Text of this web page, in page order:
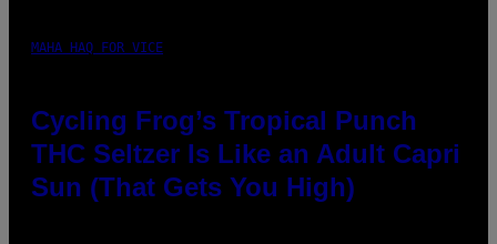
MAHA HAQ FOR VICE
Cycling Frog’s Tropical Punch
THC Seltzer Is Like an Adult Capri
Sun (That Gets You High)